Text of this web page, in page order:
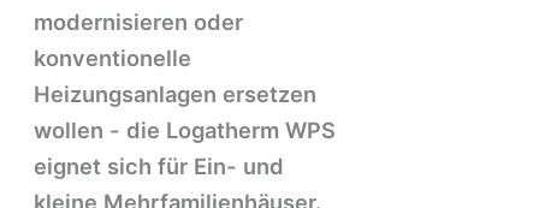
modernisieren oder
konventionelle
Heizungsanlagen ersetzen
wollen - die Logatherm WPS
eignet sich für Ein- und
kleine Mehrfamilienhäuser.